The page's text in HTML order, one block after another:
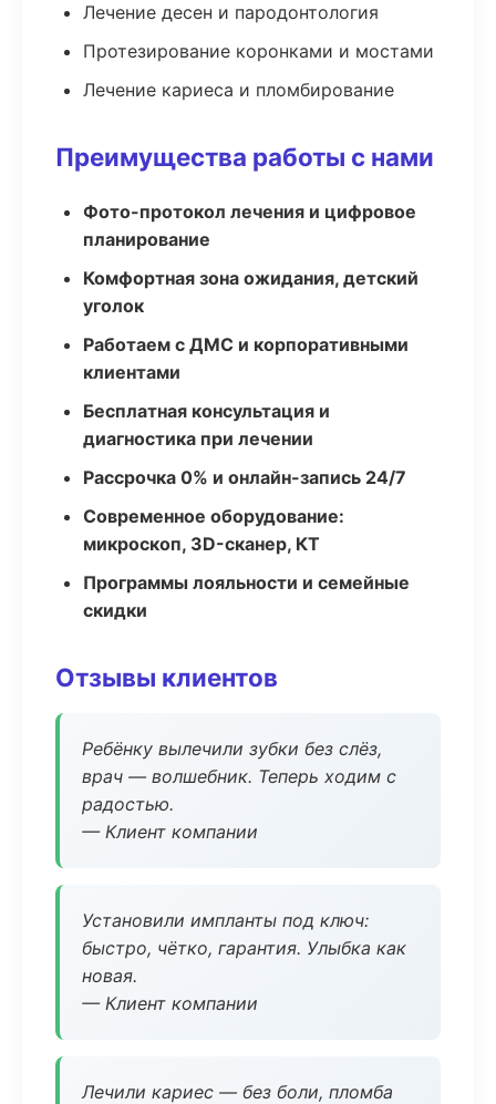
Лечение десен и пародонтология
Протезирование коронками и мостами
Лечение кариеса и пломбирование
Преимущества работы с нами
Фото-протокол лечения и цифровое
планирование
Комфортная зона ожидания, детский
уголок
Работаем с ДМС и корпоративными
клиентами
Бесплатная консультация и
диагностика при лечении
Рассрочка 0% и онлайн-запись 24/7
Современное оборудование:
микроскоп, 3D-сканер, КТ
Программы лояльности и семейные
скидки
Отзывы клиентов
Ребёнку вылечили зубки без слёз,
врач — волшебник. Теперь ходим с
радостью.
— Клиент компании
Установили импланты под ключ:
быстро, чётко, гарантия. Улыбка как
новая.
— Клиент компании
Лечили кариес — без боли, пломба